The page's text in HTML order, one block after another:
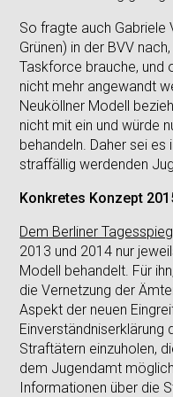
So fragte auch Gabriele
Grünen) in der BVV
Taskforce brauche, und
nicht mehr angewandt
Neuköllner Modell
nicht mit ein und würde
behandeln. Daher sei
straffällig werdenden
Konkretes Konzept
Dem Berliner
2013 und 2014 nur
Modell behandelt. Für
die Vernetzung der
Aspekt der neuen
Einverständniserklärung
Straftätern einzuholen,
dem Jugendamt
Informationen über die